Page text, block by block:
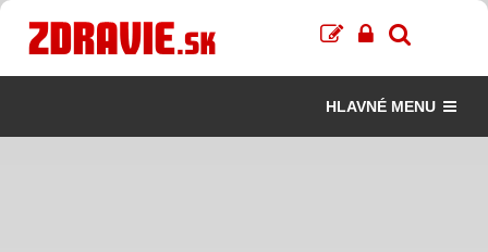
HLAVNÉ MENU